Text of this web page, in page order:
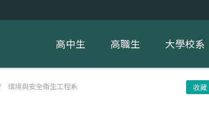
高中生 高職生 大學校系
環境與安全衛生工程系 收藏